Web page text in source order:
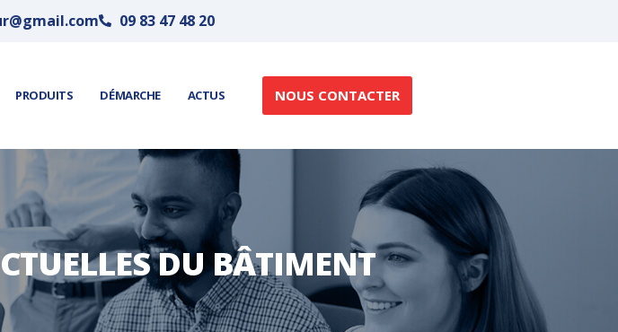
09 83 47 48 20
PRODUITS DÉMARCHE ACTUS NOUS CONTACTER
DU BÂTIMENT